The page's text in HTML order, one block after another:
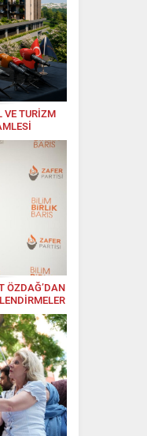
VE TURİZM
ÖZDAĞ’DAN